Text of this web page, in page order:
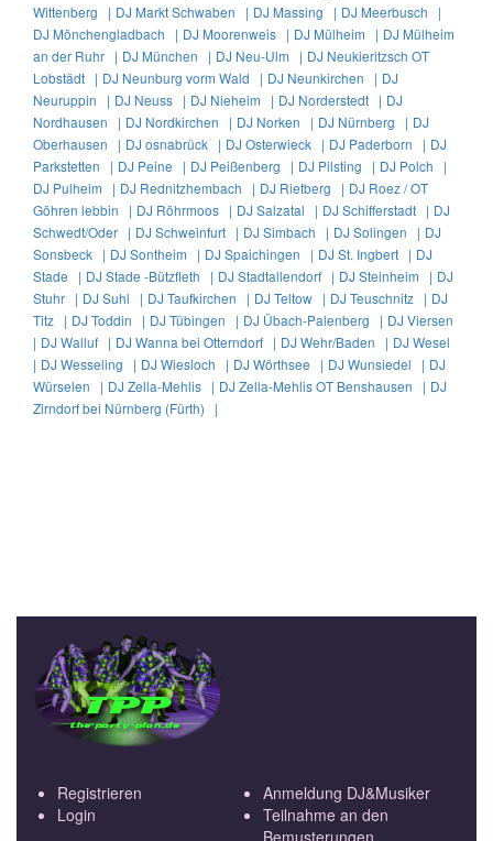
Wittenberg | DJ Markt Schwaben | DJ Massing | DJ Meerbusch |
DJ Mönchengladbach | DJ Moorenweis | DJ Mülheim | DJ Mülheim
an der Ruhr | DJ München | DJ Neu-Ulm | DJ Neukieritzsch OT
Lobstädt | DJ Neunburg vorm Wald | DJ Neunkirchen | DJ
Neuruppin | DJ Neuss | DJ Nieheim | DJ Norderstedt | DJ
Nordhausen | DJ Nordkirchen | DJ Norken | DJ Nürnberg | DJ
Oberhausen | DJ osnabrück | DJ Osterwieck | DJ Paderborn | DJ
Parkstetten | DJ Peine | DJ Peißenberg | DJ Pilsting | DJ Polch |
DJ Pulheim | DJ Rednitzhembach | DJ Rietberg | DJ Roez / OT
Göhren lebbin | DJ Röhrmoos | DJ Salzatal | DJ Schifferstadt | DJ
Schwedt/Oder | DJ Schweinfurt | DJ Simbach | DJ Solingen | DJ
Sonsbeck | DJ Sontheim | DJ Spaichingen | DJ St. Ingbert | DJ
Stade | DJ Stade -Bützfleth | DJ Stadtallendorf | DJ Steinheim | DJ
Stuhr | DJ Suhl | DJ Taufkirchen | DJ Teltow | DJ Teuschnitz | DJ
Titz | DJ Toddin | DJ Tübingen | DJ Übach-Palenberg | DJ Viersen
| DJ Walluf | DJ Wanna bei Otterndorf | DJ Wehr/Baden | DJ Wesel
| DJ Wesseling | DJ Wiesloch | DJ Wörthsee | DJ Wunsiedel | DJ
Würselen | DJ Zella-Mehlis | DJ Zella-Mehlis OT Benshausen | DJ
Zirndorf bei Nürnberg (Fürth) |
Registrieren
Login
Anmeldung DJ&Musiker
Teilnahme an den
Bemusterungen